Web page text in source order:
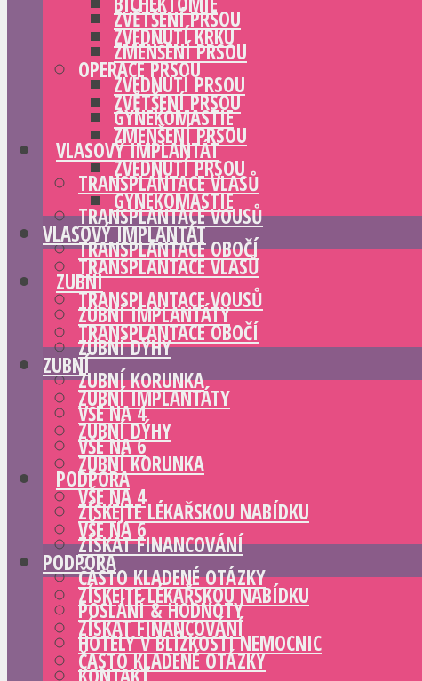
ZVĚTŠENÍ PRSOU
ZMENŠENÍ PRSOU
ZVEDNUTÍ PRSOU
GYNEKOMASTIE
VLASOVÝ IMPLANTÁT
TRANSPLANTACE VLASŮ
TRANSPLANTACE VOUSŮ
TRANSPLANTACE OBOČÍ
ZUBNÍ
ZUBNÍ IMPLANTÁTY
ZUBNÍ DÝHY
ZUBNÍ KORUNKA
VŠE NA 4
VŠE NA 6
PODPORA
ZÍSKEJTE LÉKAŘSKOU NABÍDKU
ZÍSKAT FINANCOVÁNÍ
ČASTO KLADENÉ OTÁZKY
POSLÁNÍ & HODNOTY
HOTELY V BLÍZKOSTI NEMOCNIC
ZVEDNUTÍ KRKU
OPERACE PRSOU
ZVĚTŠENÍ PRSOU
ZMENŠENÍ PRSOU
ZVEDNUTÍ PRSOU
GYNEKOMASTIE
VLASOVÝ IMPLANTÁT
TRANSPLANTACE VLASŮ
TRANSPLANTACE VOUSŮ
TRANSPLANTACE OBOČÍ
ZUBNÍ
ZUBNÍ IMPLANTÁTY
ZUBNÍ DÝHY
ZUBNÍ KORUNKA
VŠE NA 4
VŠE NA 6
PODPORA
ZÍSKEJTE LÉKAŘSKOU NABÍDKU
ZÍSKAT FINANCOVÁNÍ
ČASTO KLADENÉ OTÁZKY